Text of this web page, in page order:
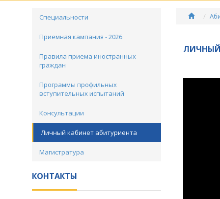
Специальности
Приемная кампания - 2026
Правила приема иностранных
граждан
Программы профильных
вступительных испытаний
Консультации
Личный кабинет абитуриента
Магистратура
КОНТАКТЫ
ЛИЧНЫЙ